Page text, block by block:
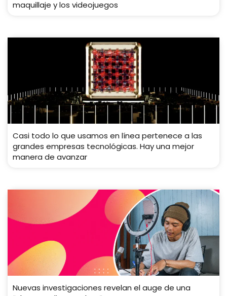
maquillaje y los videojuegos
Casi todo lo que usamos en línea pertenece a las
grandes empresas tecnológicas. Hay una mejor
manera de avanzar
Nuevas investigaciones revelan el auge de una